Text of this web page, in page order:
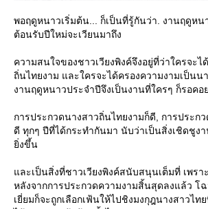
พอฤดูหนาวเริ่มต้น... ก็เป็นที่รู้กันว่า. งานฤดูหน
ต้อนรับปีใหม่จะเวียนมาถึง
ความสนใจของชาวเวียงพิงค์จึงอยู่ที่ว่าใครจะไ
ถิ่นไทยงาม และใครจะได้ครองความงามเป็นน
งานฤดูหนาวประจำปีจึงเป็นงานที่ใครๆ ก็รอคอ
การประกวดนางสาวถิ่นไทยงามก็ดี, การประก
ดี ทุกๆ ปีที่ได้กระทำกันมา นับว่าเป็นสิ่งเชิดชูง
ิ่งขึ้น
ละเป็นสิ่งที่ชาวเวียงพิงค์สนับสนุนเต็มที่ เพรา
หลังจากการประกวดความงามสิ้นสุดลงแล้ว โ
เยี่ยมก็จะถูกเลือกเฟ้นให้ไปชิงมงกุฎนางสาวไท